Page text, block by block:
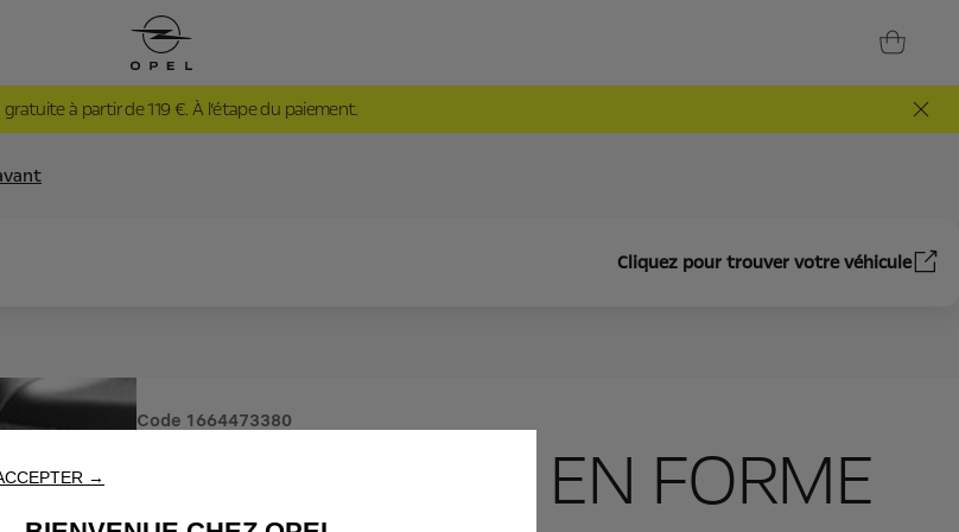
gratuite à partir de 119 €. À l’étape du paiement.
Cliquez pour trouver votre véhicule
Code 1664473380
JEU DE TAPIS EN FORME
→